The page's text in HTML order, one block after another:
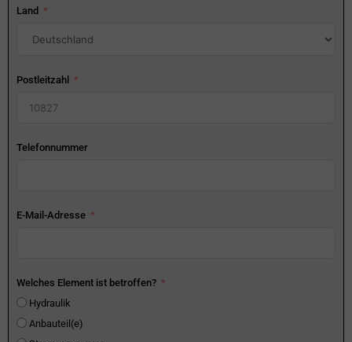
Land
Postleitzahl
Telefonnummer
E-Mail-Adresse
Welches Element ist betroffen?
Hydraulik
Anbauteil(e)